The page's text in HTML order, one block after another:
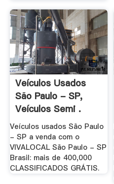
Veículos Usados
São Paulo - SP,
Veículos Semi .
Veículos usados São Paulo
- SP a venda com o
VIVALOCAL São Paulo - SP
Brasil: mais de 400,000
CLASSIFICADOS GRÁTIS.